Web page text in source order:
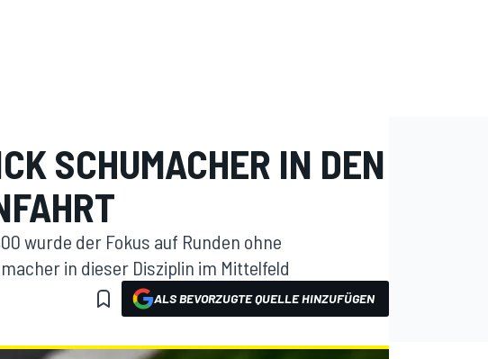
SCHUMACHER IN DEN
wurde der Fokus auf Runden ohne
in dieser Disziplin im Mittelfeld
ALS BEVORZUGTE QUELLE HINZUFÜGEN